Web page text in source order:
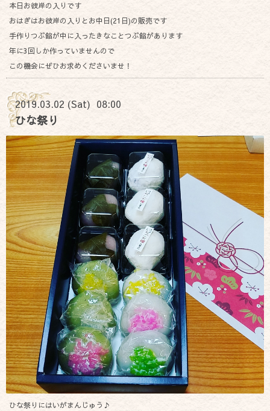
本日お彼岸の入りです
おはぎはお彼岸の入りとお中日(21日)の販売です
手作りつぶ餡が中に入ったきなことつぶ餡があります
年に3回しか作っていませんので
この機会にぜひお求めくださいませ！
2019.03.02 (Sat) 08:00
ひな祭り
ひな祭りにはいがまんじゅう♪